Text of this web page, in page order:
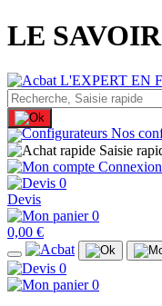
LE
Nos
Saisie
Connexion
0
Devis
0
0,00 €
0
0